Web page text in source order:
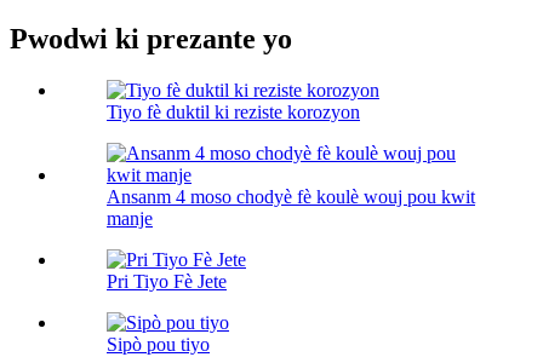
Pwodwi ki prezante yo
Tiyo fè duktil ki reziste korozyon
Ansanm 4 moso chodyè fè koulè wouj pou kwit
manje
Pri Tiyo Fè Jete
Sipò pou tiyo